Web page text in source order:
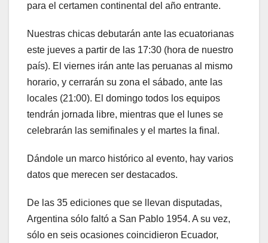
para el certamen continental del año entrante.
Nuestras chicas debutarán ante las ecuatorianas
este jueves a partir de las 17:30 (hora de nuestro
país). El viernes irán ante las peruanas al mismo
horario, y cerrarán su zona el sábado, ante las
locales (21:00). El domingo todos los equipos
tendrán jornada libre, mientras que el lunes se
celebrarán las semifinales y el martes la final.
Dándole un marco histórico al evento, hay varios
datos que merecen ser destacados.
De las 35 ediciones que se llevan disputadas,
Argentina sólo faltó a San Pablo 1954. A su vez,
sólo en seis ocasiones coincidieron Ecuador,